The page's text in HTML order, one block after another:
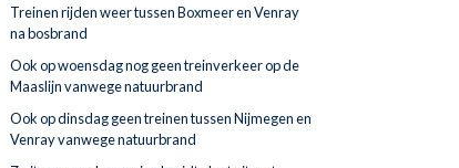
Treinen rijden weer tussen Boxmeer en Venray
na bosbrand
Ook op woensdag nog geen treinverkeer op de
Maaslijn vanwege natuurbrand
Ook op dinsdag geen treinen tussen Nijmegen en
Venray vanwege natuurbrand